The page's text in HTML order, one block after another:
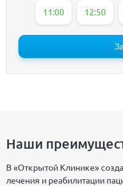
11:00 12:50
Наши
В «Открытой Клинике»
лечения и реабилитации